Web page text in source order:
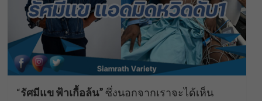
“รัศมีแข ฟ้าเกื้อล้น”ซึ่งนอกจากเราจะได้เห็น